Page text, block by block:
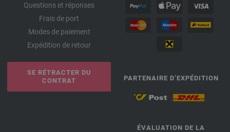
Questions et réponses
Frais de port
Modes de paiement
Expédition de retour
SE RÉTRACTER DU
CONTRAT
PARTENAIRE D’EXPÉDITION
ÉVALUATION DE LA